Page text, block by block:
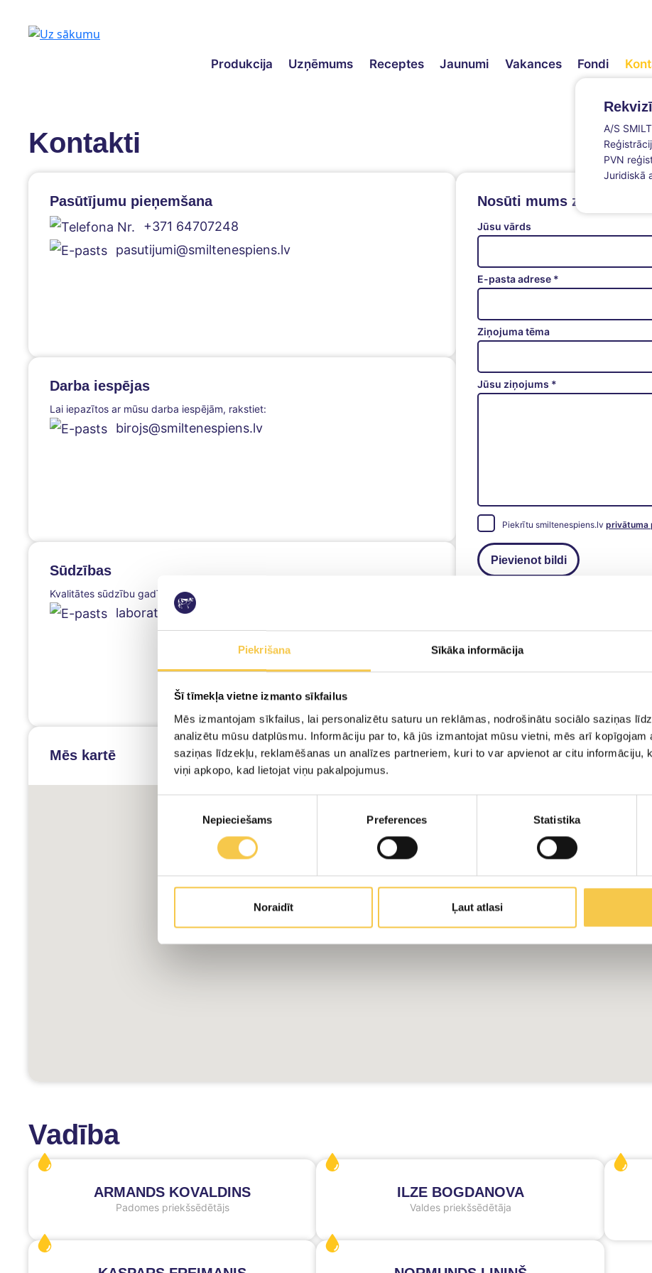
Piekrišana Sīkāka informācija
Šī tīmekļa vietne izmanto sīkfailus
Mēs izmantojam sīkfailus, lai personalizētu saturu un reklāmas, nodrošinātu sociālo saziņas
analizētu mūsu datplūsmu. Informāciju par to, kā jūs izmantojat mūsu vietni, mēs arī kopīgojam
saziņas līdzekļu, reklamēšanas un analīzes partneriem, kuri to var apvienot ar citu informāciju,
viņi apkopo, kad lietojat viņu pakalpojumus.
Nepieciešams Preferences Statistika
Noraidīt Ļaut atlasi
Produkcija Uzņēmums Receptes Jaunumi Vakances Fondi
Kontakti
A/S
PVN
Juridiskā
Pasūtījumu pieņemšana
+371 64707248
pasutijumi@smiltenespiens.lv
Darba iespējas
Lai iepazītos ar mūsu darba iespējām, rakstiet:
birojs@smiltenespiens.lv
Sūdzības
Kvalitātes sūdzību gadījumā rakstiet:
laboratorija@smiltenespiens.lv
Nosūti mums ziņu
Jūsu vārds
E-pasta adrese *
Ziņojuma tēma
Jūsu ziņojums *
Piekrītu smiltenespiens.lv privātuma
Pievienot bildi
Mēs kartē
Vadība
ARMANDS KOVALDINS
Padomes priekšsēdētājs
ILZE BOGDANOVA
Valdes priekšsēdētāja